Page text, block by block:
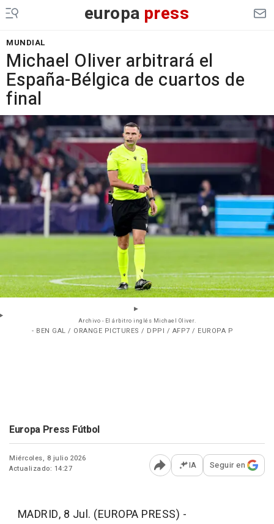
europa press
MUNDIAL
Michael Oliver arbitrará el
España-Bélgica de cuartos de
final
Archivo - El árbitro inglés Michael Oliver.
- BEN GAL / ORANGE PICTURES / DPPI / AFP7 / EUROPA P
Europa Press Fútbol
Miércoles, 8 julio 2026
Actualizado: 14:27
Abrir opciones para
IA Seguir en
MADRID, 8 Jul. (EUROPA PRESS) -